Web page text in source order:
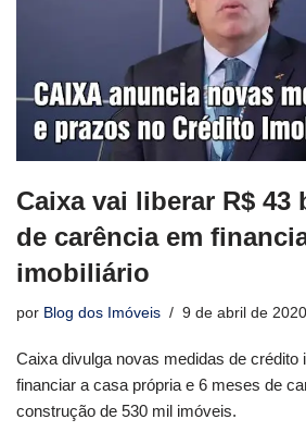
Caixa vai liberar R$ 43
de carência em
imobiliário
por Blog dos Imóveis 9 de abril de 2020
Caixa divulga novas medidas de crédito
financiar a casa própria e 6 meses de
construção de 530 mil imóveis.